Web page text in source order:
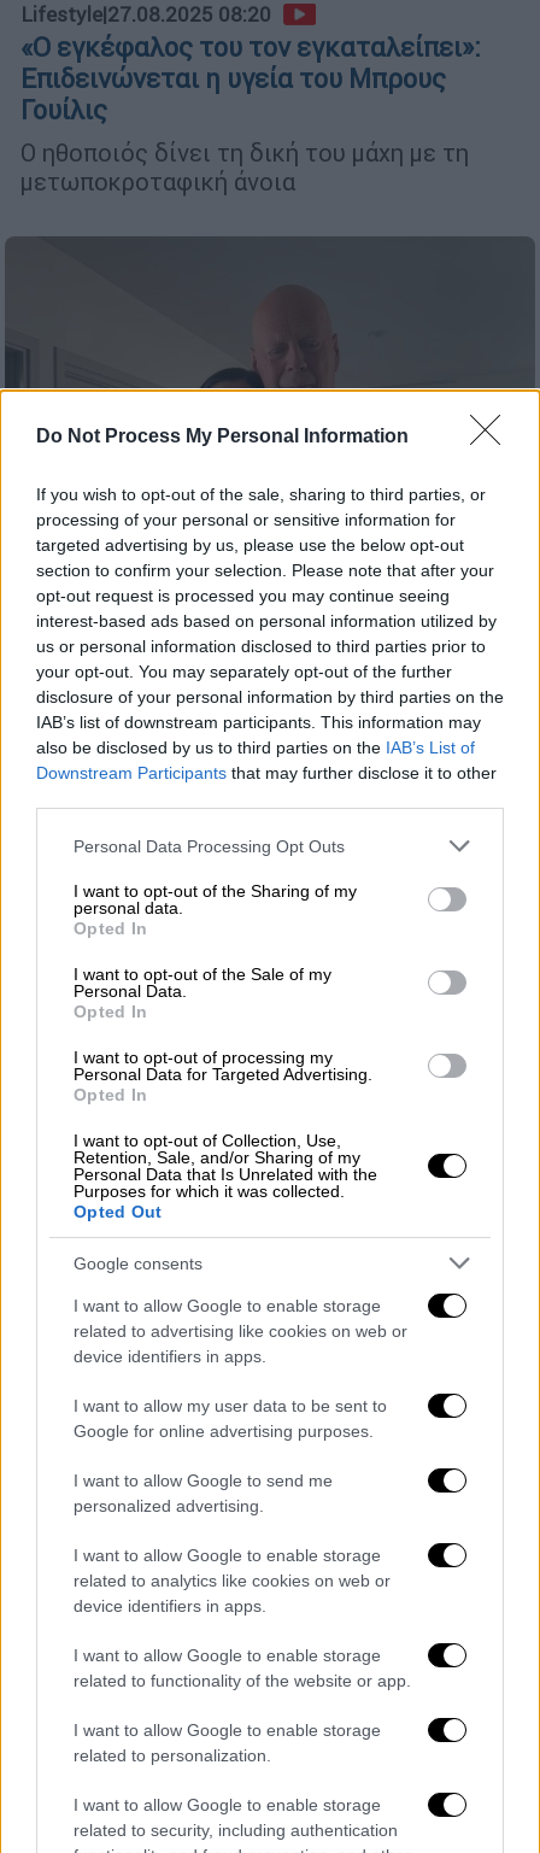
Do Not Process My Personal Information
If you wish to opt-out of the sale, sharing to third parties, or
processing of your personal or sensitive information for
targeted advertising by us, please use the below opt-out
section to confirm your selection. Please note that after your
opt-out request is processed you may continue seeing
interest-based ads based on personal information utilized by
us or personal information disclosed to third parties prior to
your opt-out. You may separately opt-out of the further
disclosure of your personal information by third parties on the
IAB’s list of downstream participants. This information may
also be disclosed by us to third parties on the IAB’s List of
Downstream Participants that may further disclose it to other
Please note that this website/app uses one or more Google
not limited to your visit or usage behaviour. You may click to
grant or deny consent to Google and its third-party tags to
use your data for below specified purposes in below Google
consent section.
Personal Data Processing Opt Outs
I want to opt-out of the Sharing of my
personal data.
Opted In
I want to opt-out of the Sale of my
Personal Data.
Opted In
I want to opt-out of processing my
Personal Data for Targeted Advertising.
Opted In
I want to opt-out of Collection, Use,
Retention, Sale, and/or Sharing of my
Personal Data that Is Unrelated with the
Purposes for which it was collected.
Opted Out
Google consents
I want to allow Google to enable storage
related to advertising like cookies on web or
device identifiers in apps.
I want to allow my user data to be sent to
Google for online advertising purposes.
I want to allow Google to send me
personalized advertising.
I want to allow Google to enable storage
related to analytics like cookies on web or
device identifiers in apps.
I want to allow Google to enable storage
related to functionality of the website or app.
I want to allow Google to enable storage
related to personalization.
I want to allow Google to enable storage
related to security, including authentication
Lifestyle|27.08.2025 08:20
«Ο εγκέφαλος του τον εγκαταλείπει»:
Επιδεινώνεται η υγεία του Μπρους
Γουίλις
Ο ηθοποιός δίνει τη δική του μάχη με τη
μετωποκροταφική άνοια
Lifestyle|25.07.2025 13:24
Ανησυχία για τον Bruce Willis: «Δεν
μπορεί πλέον να μιλήσει ή να
περπατήσει» αποκαλύπτει ξένο
δημοσίευμα
Lifestyle|28.05.2025 10:51
Σπάνια δημόσια εμφάνιση του Μπρους
Γουίλις με συνοδεία σωματοφυλάκων
Ο αγαπημένος ηθοποιός δίνει τη δική του
μάχη με την μετωποκροταφική άνοια